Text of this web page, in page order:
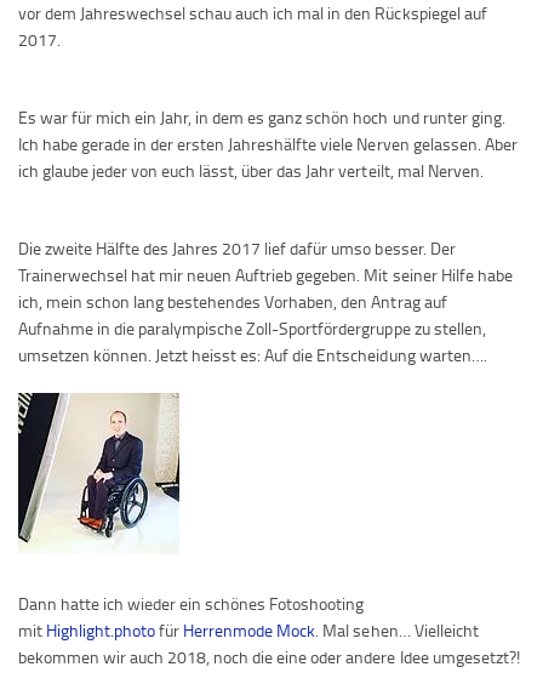
vor dem Jahreswechsel schau auch ich mal in den Rückspiegel auf
2017.
Es war für mich ein Jahr, in dem es ganz schön hoch und runter ging.
Ich habe gerade in der ersten Jahreshälfte viele Nerven gelassen. Aber
ich glaube jeder von euch lässt, über das Jahr verteilt, mal Nerven.
Die zweite Hälfte des Jahres 2017 lief dafür umso besser. Der
Trainerwechsel hat mir neuen Auftrieb gegeben. Mit seiner Hilfe habe
ich, mein schon lang bestehendes Vorhaben, den Antrag auf
Aufnahme in die paralympische Zoll-Sportfördergruppe zu stellen,
umsetzen können. Jetzt heisst es: Auf die Entscheidung warten….
Dann hatte ich wieder ein schönes Fotoshooting
mit Highlight.photofür Herrenmode Mock. Mal sehen… Vielleicht
bekommen wir auch 2018, noch die eine oder andere Idee umgesetzt?!